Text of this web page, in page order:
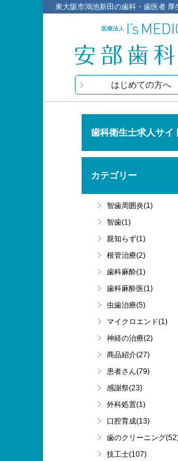
東大阪市鴻池新田の歯科・歯医者
はじめての方へ
歯科衛生士求人サイ
カテゴリー
智歯周囲炎(1)
智歯(1)
親知らず(1)
根管治療(2)
歯科麻酔(1)
歯科麻酔医(1)
虫歯治療(5)
マイクロエンド(1)
神経の治療(2)
商品紹介(27)
患者さん(79)
感謝祭(23)
外科処置(1)
口腔育成(13)
歯のクリーニング
技工士(107)